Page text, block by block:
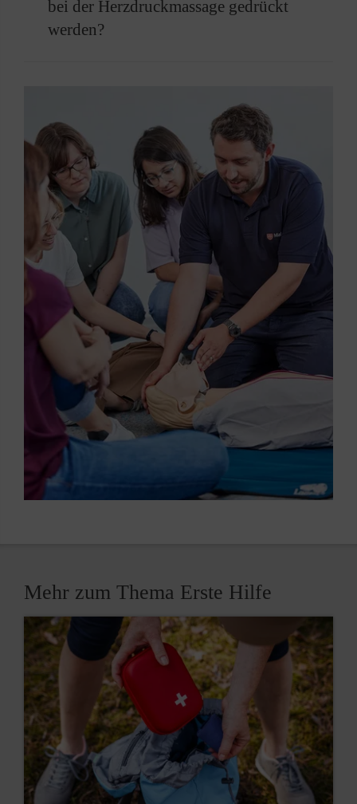
Atemspenden.
bei der Herzdruckmassage gedrückt
werden?
Mehr zum Thema Erste Hilfe